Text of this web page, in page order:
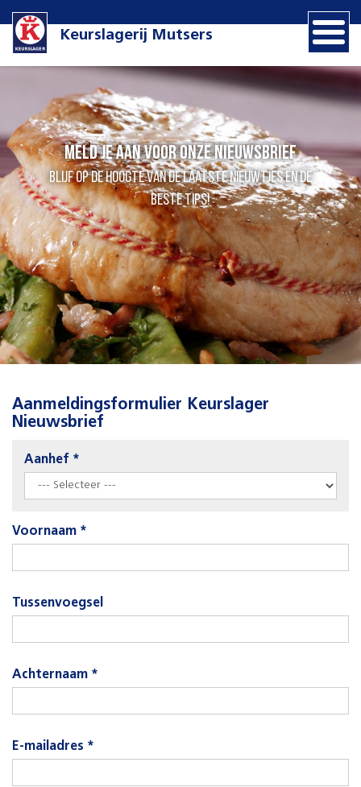
Keurslagerij Mutsers
Meld je aan voor onze nieuwsbrief
Blijf op de hoogte van de laatste nieuwtjes en de
beste tips!
Aanmeldingsformulier Keurslager
Nieuwsbrief
Aanhef *
Voornaam *
Tussenvoegsel
Achternaam *
E-mailadres *